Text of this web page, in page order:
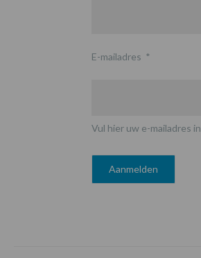
E-mailadres *
Vul hier uw e-mailadres in